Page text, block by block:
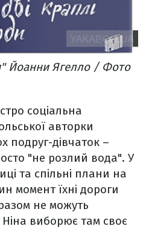
Йоанни Ягелло / Фото
соціальна
авторки
подруг-дівчаток –
"не розлий вода". У
та спільні плани на
момент їхні дороги
не можуть
виборює там своє